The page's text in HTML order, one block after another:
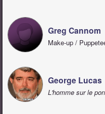
Greg Cannom
Make-up /
George Lucas
L'homme sur le